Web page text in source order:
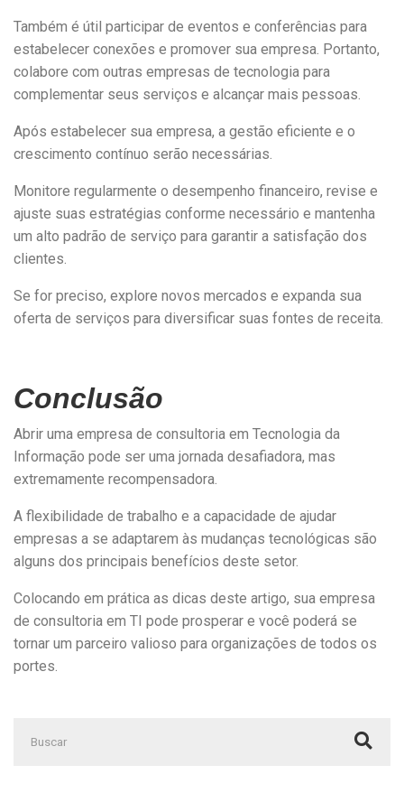
Também é útil participar de eventos e conferências para
estabelecer conexões e promover sua empresa. Portanto,
colabore com outras empresas de tecnologia para
complementar seus serviços e alcançar mais pessoas.
Após estabelecer sua empresa, a gestão eficiente e o
crescimento contínuo serão necessárias.
Monitore regularmente o desempenho financeiro, revise e
ajuste suas estratégias conforme necessário e mantenha
um alto padrão de serviço para garantir a satisfação dos
clientes.
Se for preciso, explore novos mercados e expanda sua
oferta de serviços para diversificar suas fontes de receita.
Conclusão
Abrir uma empresa de consultoria em Tecnologia da
Informação pode ser uma jornada desafiadora, mas
extremamente recompensadora.
A flexibilidade de trabalho e a capacidade de ajudar
empresas a se adaptarem às mudanças tecnológicas são
alguns dos principais benefícios deste setor.
Colocando em prática as dicas deste artigo, sua empresa
de consultoria em TI pode prosperar e você poderá se
tornar um parceiro valioso para organizações de todos os
portes.